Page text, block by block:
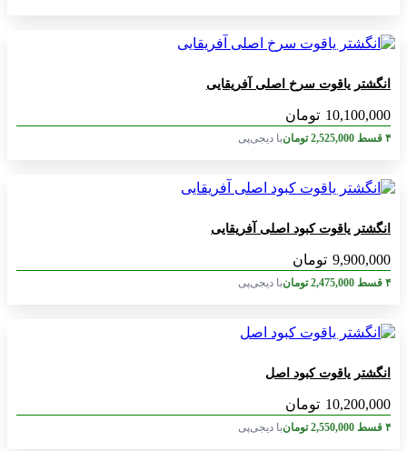
انگشتر یاقوت سرخ اصلی آفریقایی
10,100,000 تومان
۴ قسط 2,525,000 تومانبا دیجی‌پی
انگشتر یاقوت کبود اصلی آفریقایی
9,900,000 تومان
۴ قسط 2,475,000 تومانبا دیجی‌پی
انگشتر یاقوت کبود اصل
10,200,000 تومان
۴ قسط 2,550,000 تومانبا دیجی‌پی